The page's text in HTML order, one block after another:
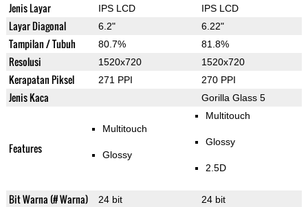
Jenis Layar IPS LCD IPS LCD
Layar Diagonal 6.2" 6.22"
Tampilan / Tubuh 80.7% 81.8%
Resolusi 1520x720 1520x720
Kerapatan Piksel 271 PPI 270 PPI
Jenis Kaca Gorilla Glass 5
Features
Multitouch
Glossy
Multitouch
Glossy
2.5D
Bit Warna (# Warna) 24 bit 24 bit